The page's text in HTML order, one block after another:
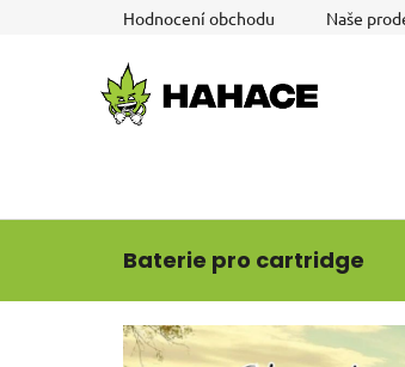
Hodnocení obchodu Naše
Baterie pro cartridge